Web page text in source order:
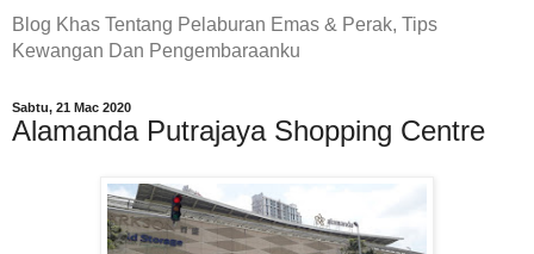
Blog Khas Tentang Pelaburan Emas & Perak, Tips
Kewangan Dan Pengembaraanku
Sabtu, 21 Mac 2020
Alamanda Putrajaya Shopping Centre